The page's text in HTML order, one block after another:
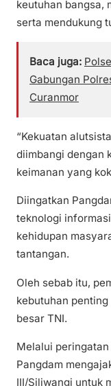
keutuhan bangsa,
serta mendukung
Baca juga:
Gabungan
Curanmor
“Kekuatan
diimbangi dengan
keimanan yang
Diingatkan
teknologi
kehidupan
tantangan.
Oleh sebab itu,
kebutuhan
besar TNI.
Melalui
Pangdam
III/Siliwangi untuk